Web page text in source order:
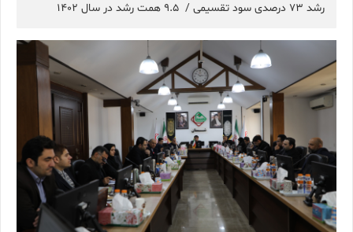
رشد ۷۳ درصدی سود تقسیمی / ۹.۵ همت رشد در سال ۱۴۰۲